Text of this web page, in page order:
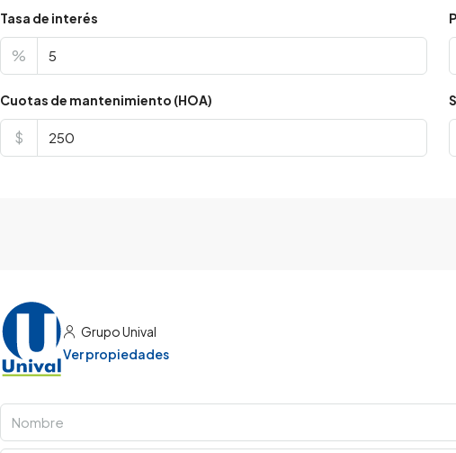
Tasa de interés
%
Cuotas de mantenimiento (HOA)
$
Grupo Unival
Ver propiedades